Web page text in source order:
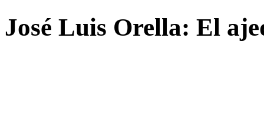
José Luis Orella: El